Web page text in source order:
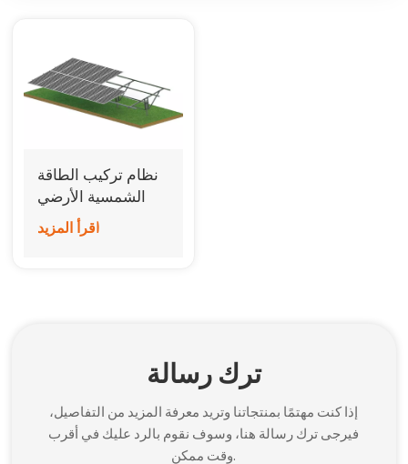
Español
Português
한국어
بالعربية
نظام تركيب الطاقة
الشمسية الأرضي
من أكوام فولاذية
PHC
اقرأ المزيد
ترك رسالة
إذا كنت مهتمًا بمنتجاتنا وتريد معرفة المزيد من التفاصيل،
فيرجى ترك رسالة هنا، وسوف نقوم بالرد عليك في أقرب
وقت ممكن.